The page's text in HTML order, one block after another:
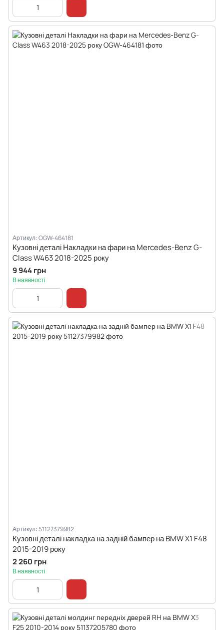
Артикул: OGW-464181
Кузовні деталі Накладки на фари на Mercedes-Benz G-
Class W463 2018-2025 року
9 944 грн
В наявності
Артикул: 51127379982
Кузовні деталі накладка на задній бампер на BMW X1 F48
2015-2019 року
2 260 грн
В наявності